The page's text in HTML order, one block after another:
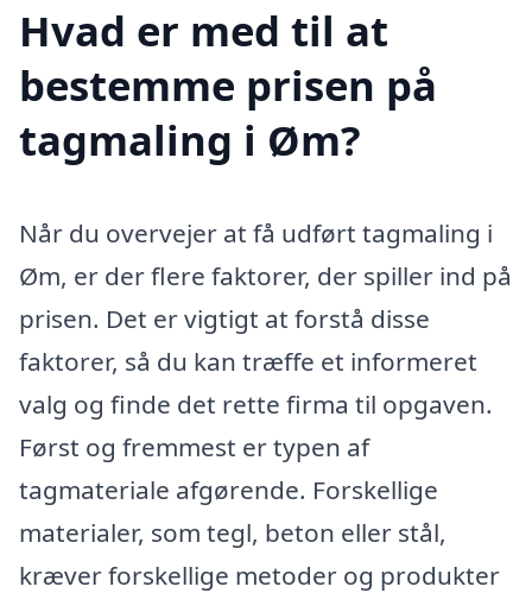
Hvad er med til at
bestemme prisen på
tagmaling i Øm?
Når du overvejer at få udført tagmaling i
Øm, er der flere faktorer, der spiller ind på
prisen. Det er vigtigt at forstå disse
faktorer, så du kan træffe et informeret
valg og finde det rette firma til opgaven.
Først og fremmest er typen af
tagmateriale afgørende. Forskellige
materialer, som tegl, beton eller stål,
kræver forskellige metoder og produkter